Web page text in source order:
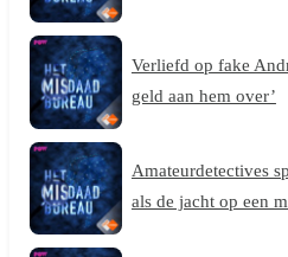
Verliefd op fake
geld aan hem over’
Amateurdetectives
als de jacht op een